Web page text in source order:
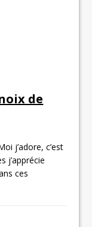
de
j’adore, c’est
j’apprécie
ces